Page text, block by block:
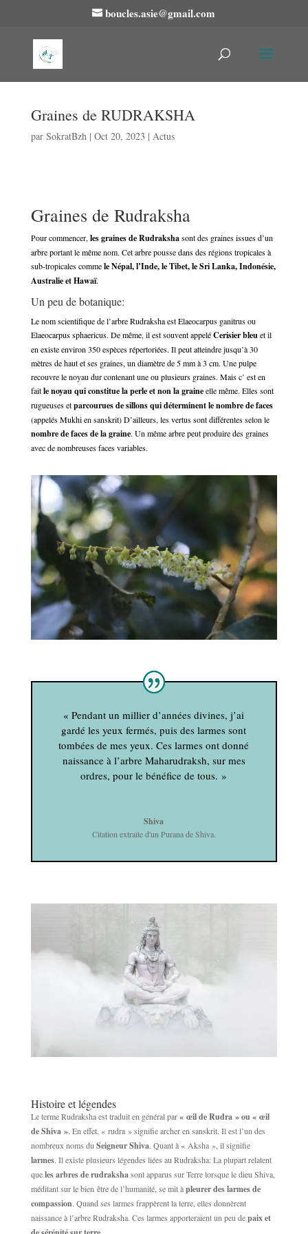
boucles.asie@gmail.com
Graines de RUDRAKSHA
par SokratBzh| Oct 20, 2023 | Actus
Graines de Rudraksha
Pour commencer, les graines de Rudrakshasont des graines issues d’un
arbre portant le même nom. Cet arbre pousse dans des régions tropicales à
sub-tropicales commele Népal, l’Inde, le Tibet, le Sri Lanka, Indonésie,
Australie et Hawaï.
Un peu de botanique:
Le nom scientifique de l’arbre Rudraksha est Elaeocarpus ganitrus ou
Elaeocarpus sphaericus. De même, il est souvent appeléCerisier bleu et il
en existe environ 350 espèces répertoriées. Il peut atteindre jusqu’à 30
mètres de haut et ses graines, un diamètre de 5 mm à 3 cm. Une pulpe
recouvre le noyau dur contenant une ou plusieurs graines. Mais c’ est en
faitle noyau qui constitue la perle et non la graineelle même. Elles sont
rugueuses etparcourues de sillons qui déterminent le nombre de faces
(appelés Mukhi en sanskrit) D’ailleurs, les vertus sont différentes selon le
nombre de faces de la graine. Un même arbre peut produire des graines
avec de nombreuses faces variables.
« Pendant un millier d’années divines, j’ai
gardé les yeux fermés, puis des larmes sont
tombées de mes yeux. Ces larmes ont donné
naissance à l’arbre Maharudraksh, sur mes
ordres, pour le bénéfice de tous. »
Shiva
Citation extraite d'un Purana de Shiva.
Histoire et légendes
Le terme Rudraksha est traduit en général par« œil de Rudra » ou « œil
de Shiva ». En effet, « rudra » signifie archer en sanskrit. Il est l’un des
nombreux noms du Seigneur Shiva. Quant à « Aksha », il signifie
larmes. Il existe plusieurs légendes liées au Rudraksha: La plupart relatent
queles arbres de rudrakshasont apparus sur Terre lorsque le dieu Shiva,
méditant sur le bien être de l’humanité, se mit àpleurer des larmes de
compassion. Quand ses larmes frappèrent la terre, elles donnèrent
naissance à l’arbre Rudraksha. Ces larmes apporteraient un peu depaix et